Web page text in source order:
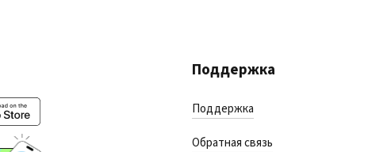
Поддержка
Поддержка
Обратная связь